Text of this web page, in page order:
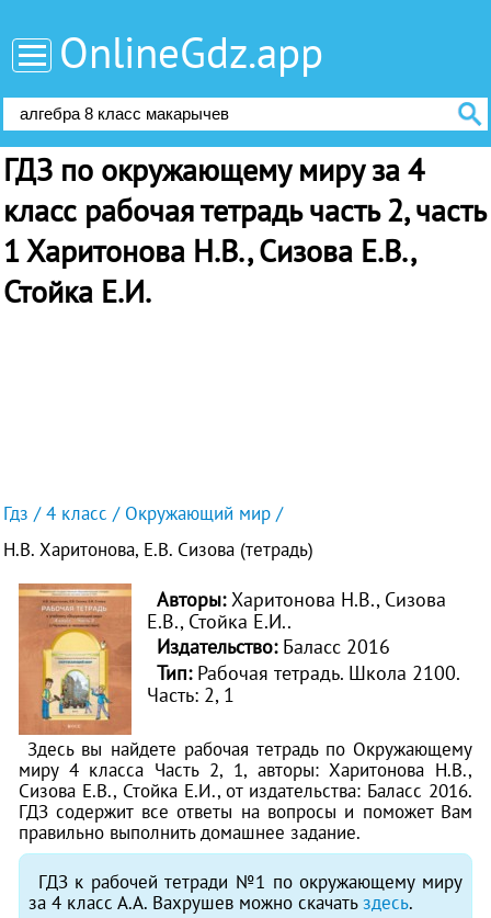
OnlineGdz.app
ГДЗ по окружающему миру за 4
класс рабочая тетрадь часть 2, часть
1 Харитонова Н.В., Сизова Е.В.,
Стойка Е.И.
Гдз 4 класс
Окружающий мир
Н.В. Харитонова, Е.В. Сизова (тетрадь)
Авторы: Харитонова Н.В., Сизова
Е.В., Стойка Е.И..
Издательство: Баласс 2016
Тип:Рабочая тетрадь. Школа 2100.
Часть: 2, 1
Здесь вы найдете рабочая тетрадь по Окружающему
миру 4 класса Часть 2, 1, авторы: Харитонова Н.В.,
Сизова Е.В., Стойка Е.И., от издательства: Баласс 2016.
ГДЗ содержит все ответы на вопросы и поможет Вам
правильно выполнить домашнее задание.
ГДЗ к рабочей тетради №1 по окружающему миру
за 4 класс А.А. Вахрушев можно скачатьздесь.